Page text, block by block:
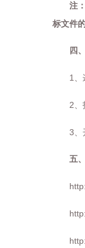
注
标文件
四
1
2
3
五
http:
http: